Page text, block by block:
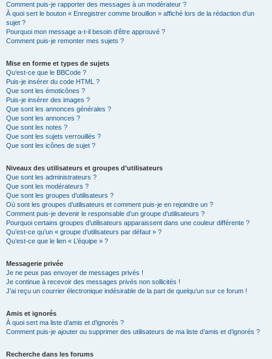
Comment puis-je rapporter des messages à un modérateur ?
À quoi sert le bouton « Enregistrer comme brouillon » affiché lors de la rédaction d’un
sujet ?
Pourquoi mon message a-t-il besoin d’être approuvé ?
Comment puis-je remonter mes sujets ?
Mise en forme et types de sujets
Qu’est-ce que le BBCode ?
Puis-je insérer du code HTML ?
Que sont les émoticônes ?
Puis-je insérer des images ?
Que sont les annonces générales ?
Que sont les annonces ?
Que sont les notes ?
Que sont les sujets verrouillés ?
Que sont les icônes de sujet ?
Niveaux des utilisateurs et groupes d’utilisateurs
Que sont les administrateurs ?
Que sont les modérateurs ?
Que sont les groupes d’utilisateurs ?
Où sont les groupes d’utilisateurs et comment puis-je en rejoindre un ?
Comment puis-je devenir le responsable d’un groupe d’utilisateurs ?
Pourquoi certains groupes d’utilisateurs apparaissent dans une couleur différente ?
Qu’est-ce qu’un « groupe d’utilisateurs par défaut » ?
Qu’est-ce que le lien « L’équipe » ?
Messagerie privée
Je ne peux pas envoyer de messages privés !
Je continue à recevoir des messages privés non sollicités !
J’ai reçu un courrier électronique indésirable de la part de quelqu’un sur ce forum !
Amis et ignorés
À quoi sert ma liste d’amis et d’ignorés ?
Comment puis-je ajouter ou supprimer des utilisateurs de ma liste d’amis et d’ignorés ?
Recherche dans les forums